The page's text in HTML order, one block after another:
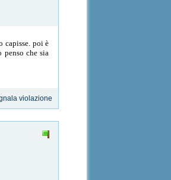
capisse. poi è
che sia
violazione